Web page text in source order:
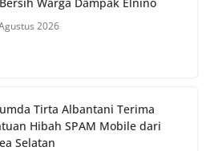
2026
Tirta Albantani Terima
Hibah SPAM Mobile dari
Selatan